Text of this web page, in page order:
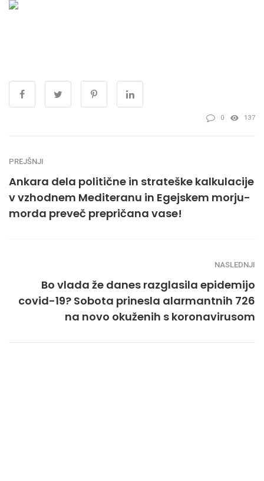
0 137
PREJŠNJI
Ankara dela politične in strateške kalkulacije
v vzhodnem Mediteranu in Egejskem morju-
morda preveč prepričana vase!
NASLEDNJI
Bo vlada že danes razglasila epidemijo
covid-19? Sobota prinesla alarmantnih 726
na novo okuženih s koronavirusom